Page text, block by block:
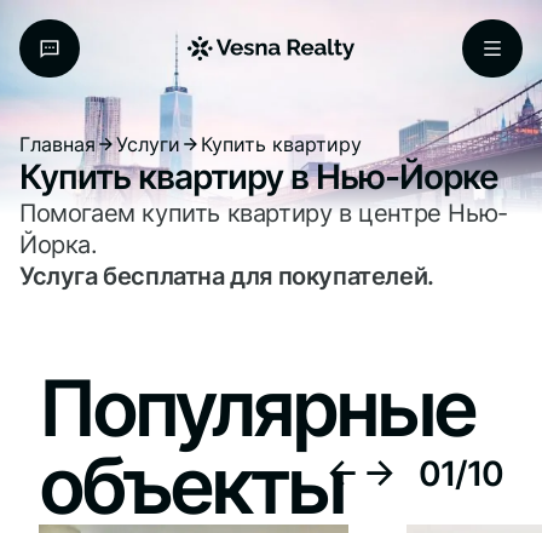
Главная Услуги Купить квартиру
Купить квартиру в Нью-Йорке
Помогаем купить квартиру в центре Нью-
Йорка.
Услуга бесплатна для покупателей.
Популярные
объекты
01/10